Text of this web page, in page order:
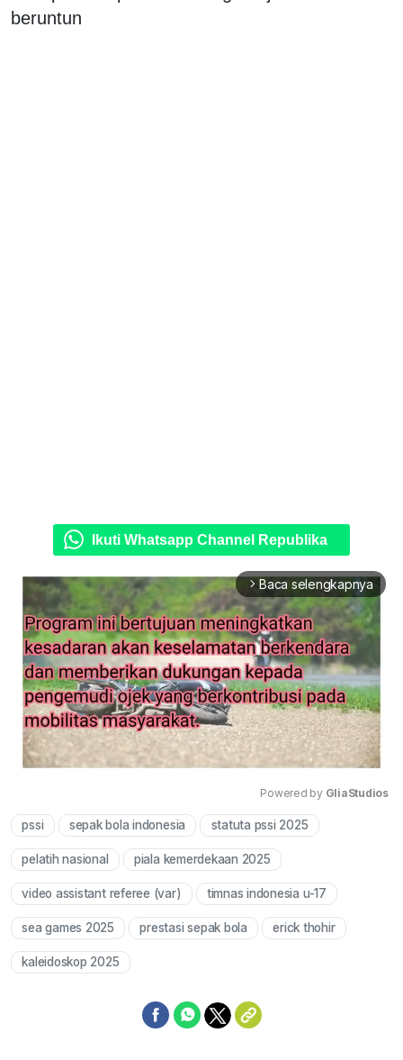
beruntun
Ikuti Whatsapp Channel Republika
arrow_forward_ios Baca selengkapnya
Powered by GliaStudios
pssi sepak bola indonesia statuta pssi 2025
pelatih nasional piala kemerdekaan 2025
video assistant referee (var) timnas indonesia u-17
sea games 2025 prestasi sepak bola erick thohir
kaleidoskop 2025